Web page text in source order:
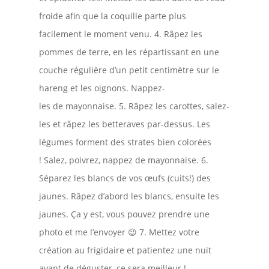
froide afin que la coquille parte plus
facilement le moment venu. 4. Râpez les
pommes de terre, en les répartissant en une
couche régulière d’un petit centimètre sur le
hareng et les oignons. Nappez-
les de mayonnaise. 5. Râpez les carottes, salez-
les et râpez les betteraves par-dessus. Les
légumes forment des strates bien colorées
! Salez, poivrez, nappez de mayonnaise. 6.
Séparez les blancs de vos œufs (cuits!) des
jaunes. Râpez d’abord les blancs, ensuite les
jaunes. Ça y est, vous pouvez prendre une
photo et me l’envoyer 😉 7. Mettez votre
création au frigidaire et patientez une nuit